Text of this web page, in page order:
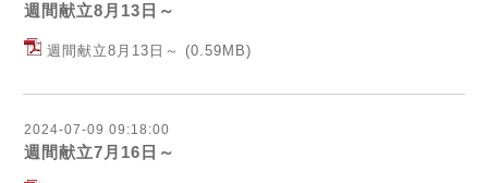
週間献立8月13日～
週間献立8月13日～ (0.59MB)
2024-07-09 09:18:00
週間献立7月16日～